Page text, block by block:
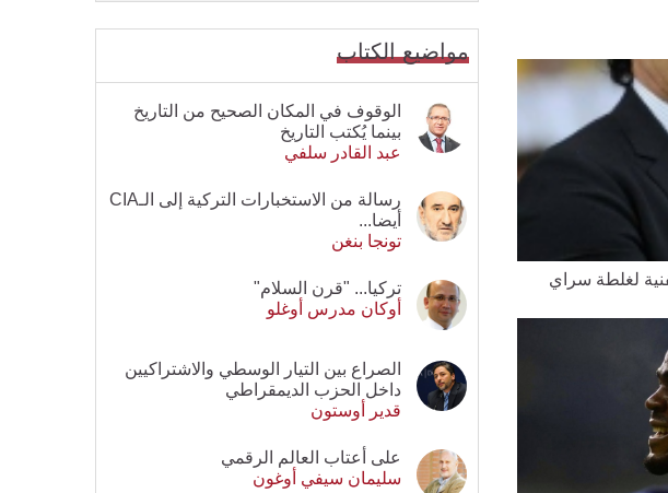
لغلطة سراي
مواضيع الكتاب
الوقوف في المكان الصحيح من التاريخ
بينما يُكتب التاريخ
عبد القادر سلفي
رسالة من الاستخبارات التركية إلى الـCIA
أيضا...
تونجا بنغن
تركيا... "قرن السلام"
أوكان مدرس أوغلو
الصراع بين التيار الوسطي والاشتراكيين
داخل الحزب الديمقراطي
قدير أوستون
على أعتاب العالم الرقمي
سليمان سيفي أوغون